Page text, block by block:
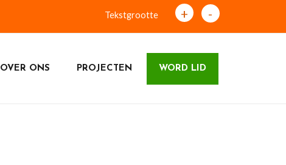
Tekstgrootte + -
OVER ONS PROJECTEN WORD LID